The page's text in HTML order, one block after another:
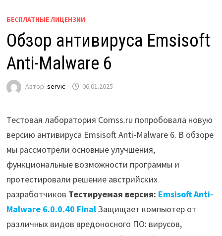
БЕСПЛАТНЫЕ ЛИЦЕНЗИИ
Обзор антивируса Emsisoft
Anti-Malware 6
Автор: servic 06.01.2025
Тестовая лаборатория Comss.ru попробовала новую
версию антивируса Emsisoft Anti-Malware 6. В обзоре
мы рассмотрели основные улучшения,
функциональные возможности программы и
протестировали решение австрийских
разработчиков Тестируемая версия: Emsisoft Anti-
Malware 6.0.0.40 FinalЗащищает компьютер от
различных видов вредоносного ПО: вирусов,